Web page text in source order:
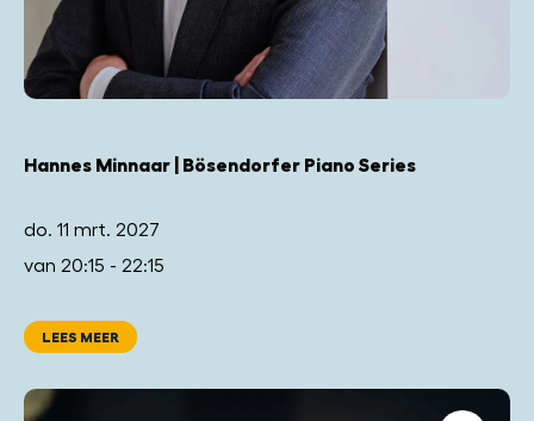
Hannes Minnaar | Bösendorfer Piano Series
do. 11 mrt. 2027
van 20:15 - 22:15
LEES MEER